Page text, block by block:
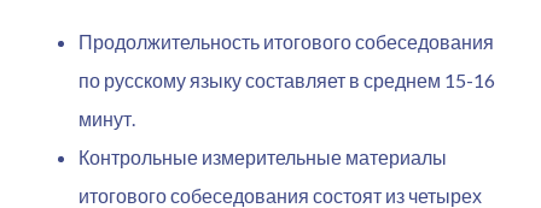
Продолжительность итогового собеседования
по русскому языку составляет в среднем 15-16
минут.
Контрольные измерительные материалы
итогового собеседования состоят из четырех